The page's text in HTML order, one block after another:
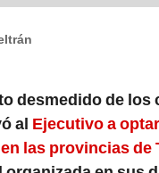
desmedido de
al Ejecutivo a
las provincias de